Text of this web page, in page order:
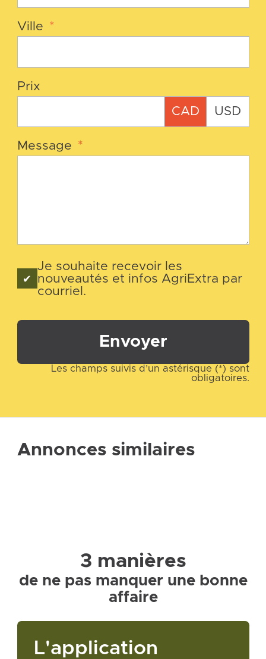
Ville *
Prix
CAD USD
Message *
Je souhaite recevoir les
nouveautés et infos AgriExtra par
courriel.
Envoyer
Les champs suivis d’un astérisque (*) sont
obligatoires.
Annonces similaires
3 manières
de ne pas manquer une bonne
affaire
L'application